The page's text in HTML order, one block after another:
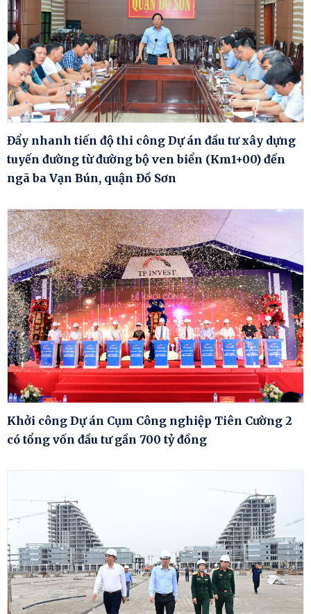
Đẩy nhanh tiến độ thi công Dự án đầu tư xây dựng
tuyến đường từ đường bộ ven biển (Km1+00) đến
ngã ba Vạn Bún, quận Đồ Sơn
Khởi công Dự án Cụm Công nghiệp Tiên Cường 2
có tổng vốn đầu tư gần 700 tỷ đồng